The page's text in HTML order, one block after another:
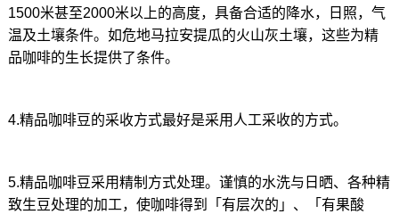
1500米甚至2000米以上的高度，具备合适的降水，日照，气
温及土壤条件。如危地马拉安提瓜的火山灰土壤，这些为精
品咖啡的生长提供了条件。
4.精品咖啡豆的采收方式最好是采用人工采收的方式。
5.精品咖啡豆采用精制方式处理。谨慎的水洗与日晒、各种精
致生豆处理的加工，使咖啡得到「有层次的」、「有果酸